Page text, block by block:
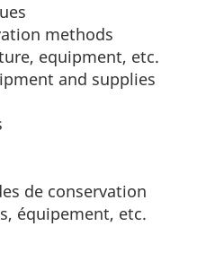
methods
equipment, etc.
and supplies
de conservation
équipement, etc.